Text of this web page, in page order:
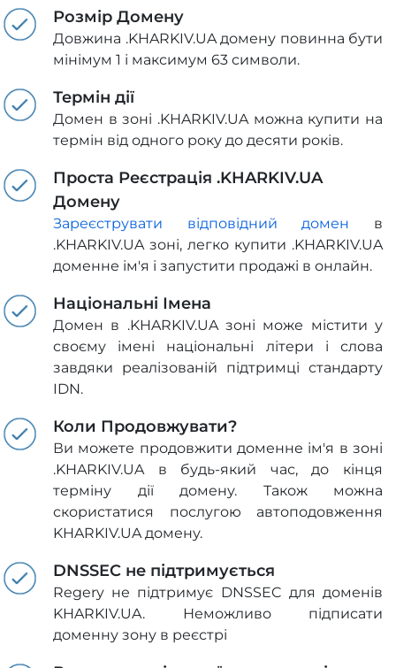
Розмір Домену
Довжина .KHARKIV.UA домену повинна бути
мінімум 1 і максимум 63 символи.
Термін дії
Домен в зоні .KHARKIV.UA можна купити на
термін від одного року до десяти років.
Проста Реєстрація .KHARKIV.UA
Домену
Зареєструвати відповідний домен в
.KHARKIV.UA зоні, легко купити .KHARKIV.UA
доменне ім'я і запустити продажі в онлайн.
Національні Імена
Домен в .KHARKIV.UA зоні може містити у
своєму імені національні літери і слова
завдяки реалізованій підтримці стандарту
IDN.
Коли Продовжувати?
Ви можете продовжити доменне ім'я в зоні
.KHARKIV.UA в будь-який час, до кінця
терміну дії домену. Також можна
скористатися послугою автоподовження
KHARKIV.UA домену.
DNSSEC не підтримується
Regery не підтримує DNSSEC для доменів
KHARKIV.UA. Неможливо підписати
доменну зону в реєстрі